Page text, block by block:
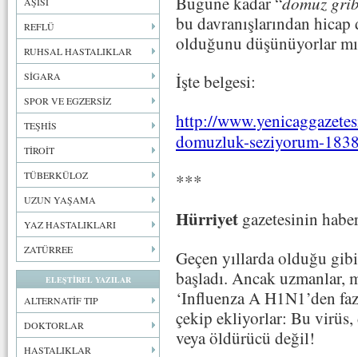
REFLÜ
RUHSAL HASTALIKLAR
SİGARA
SPOR VE EGZERSİZ
TEŞHİS
TİROİT
TÜBERKÜLOZ
UZUN YAŞAMA
YAZ HASTALIKLARI
ZATÜRREE
ELEŞTİREL YAZILAR
ALTERNATİF TIP
DOKTORLAR
HASTALIKLAR
bu davranışlarından
olduğunu düşünüyorlar
İşte belgesi:
http://
domuzluk-seziyorum-
***
Hürriyet gazetesinin
Geçen yıllarda olduğu
başladı. Ancak uzmanlar,
‘Influenza A H1N1’den
çekip ekliyorlar: Bu
veya öldürücü değil!